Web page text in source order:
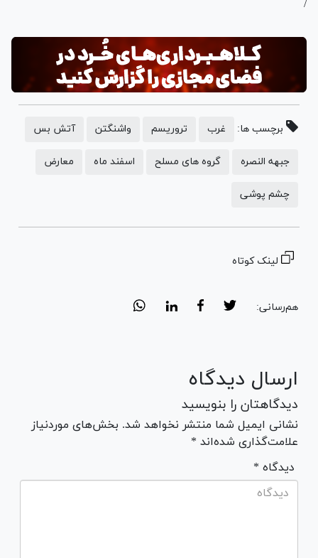
/
برچسب ها: غرب تروریسم واشنگتن آتش بس
جبهه النصره گروه های مسلح اسفند ماه معارض
چشم پوشی
لینک کوتاه
هم‌رسانی:
ارسال دیدگاه
دیدگاهتان را بنویسید
نشانی ایمیل شما منتشر نخواهد شد. بخش‌های موردنیاز
علامت‌گذاری شده‌اند *
* دیدگاه